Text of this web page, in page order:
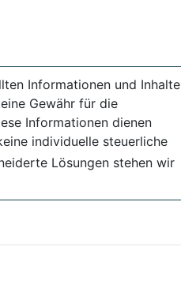
Informationen und Inhalte
Gewähr für die
Informationen dienen
individuelle steuerliche
Lösungen stehen wir